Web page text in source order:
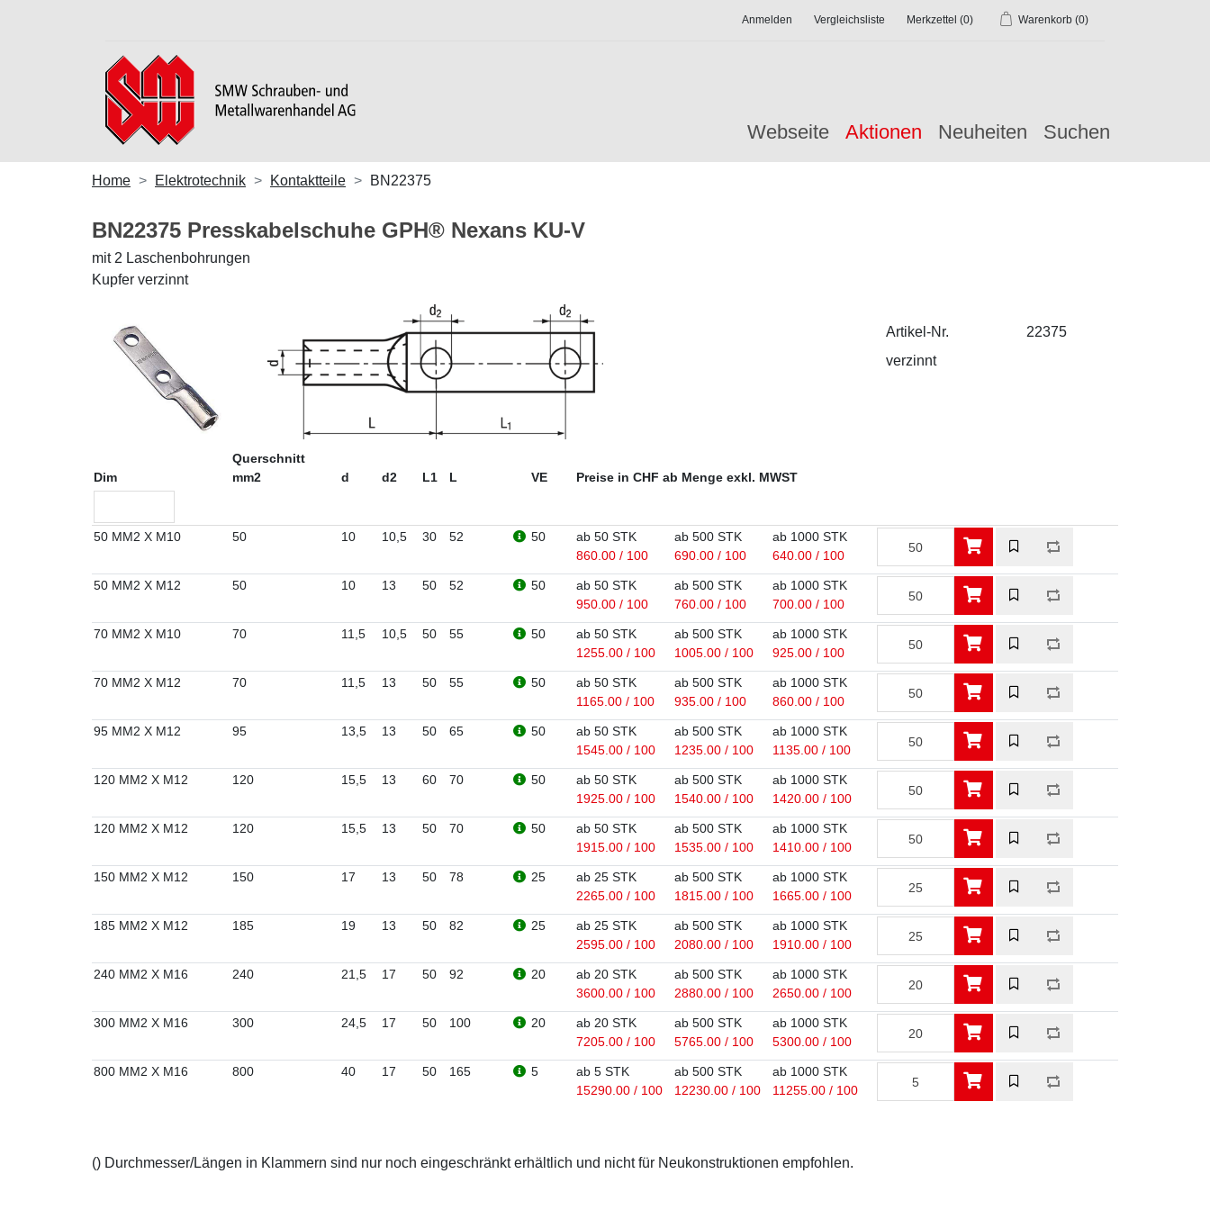
Anmelden Vergleichsliste Merkzettel (0) Warenkorb (0)
Webseite Aktionen Neuheiten Suchen
Home Elektrotechnik Kontaktteile BN22375
BN22375 Presskabelschuhe GPH® Nexans KU-V
mit 2 Laschenbohrungen
Kupfer verzinnt
Artikel-Nr.
22375
verzinnt
Dim
Querschnitt
mm2
d d2 L1 L VE Preise in CHF ab Menge exkl. MWST
50 MM2 X M10 50 10 10,5 30 52 50
ab 50 STK
860.00 / 100
ab 500 STK
690.00 / 100
ab 1000 STK
640.00 / 100
50 MM2 X M12 50 10 13 50 52 50
ab 50 STK
950.00 / 100
ab 500 STK
760.00 / 100
ab 1000 STK
700.00 / 100
70 MM2 X M10 70 11,5 10,5 50 55 50
ab 50 STK
1255.00 / 100
ab 500 STK
1005.00 / 100
ab 1000 STK
925.00 / 100
70 MM2 X M12 70 11,5 13 50 55 50
ab 50 STK
1165.00 / 100
ab 500 STK
935.00 / 100
ab 1000 STK
860.00 / 100
95 MM2 X M12 95 13,5 13 50 65 50
ab 50 STK
1545.00 / 100
ab 500 STK
1235.00 / 100
ab 1000 STK
1135.00 / 100
120 MM2 X M12 120 15,5 13 60 70 50
ab 50 STK
1925.00 / 100
ab 500 STK
1540.00 / 100
ab 1000 STK
1420.00 / 100
120 MM2 X M12 120 15,5 13 50 70 50
ab 50 STK
1915.00 / 100
ab 500 STK
1535.00 / 100
ab 1000 STK
1410.00 / 100
150 MM2 X M12 150 17 13 50 78 25
ab 25 STK
2265.00 / 100
ab 500 STK
1815.00 / 100
ab 1000 STK
1665.00 / 100
185 MM2 X M12 185 19 13 50 82 25
ab 25 STK
2595.00 / 100
ab 500 STK
2080.00 / 100
ab 1000 STK
1910.00 / 100
240 MM2 X M16 240 21,5 17 50 92 20
ab 20 STK
3600.00 / 100
ab 500 STK
2880.00 / 100
ab 1000 STK
2650.00 / 100
300 MM2 X M16 300 24,5 17 50 100 20
ab 20 STK
7205.00 / 100
ab 500 STK
5765.00 / 100
ab 1000 STK
5300.00 / 100
800 MM2 X M16 800 40 17 50 165 5
ab 5 STK
15290.00 / 100
ab 500 STK
12230.00 / 100
ab 1000 STK
11255.00 / 100
() Durchmesser/Längen in Klammern sind nur noch eingeschränkt erhältlich und nicht für Neukonstruktionen empfohlen.